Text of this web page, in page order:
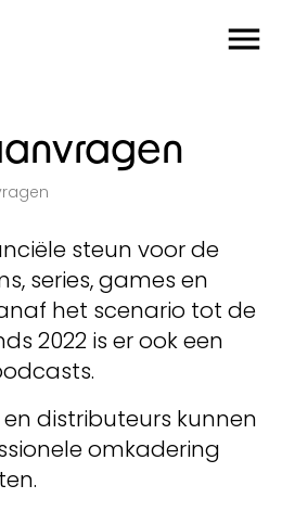
steun voor de
series, games en
het scenario tot de
2022 is er ook een
en distributeurs kunnen
omkadering